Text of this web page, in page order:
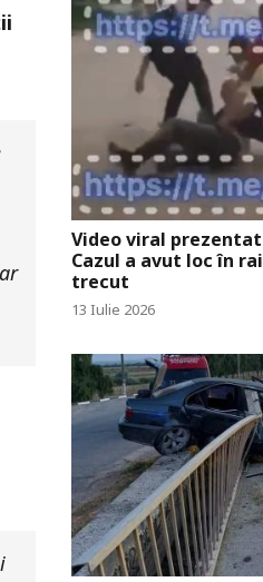
Video viral
Cazul a avut loc în
trecut
13 Iulie 2026